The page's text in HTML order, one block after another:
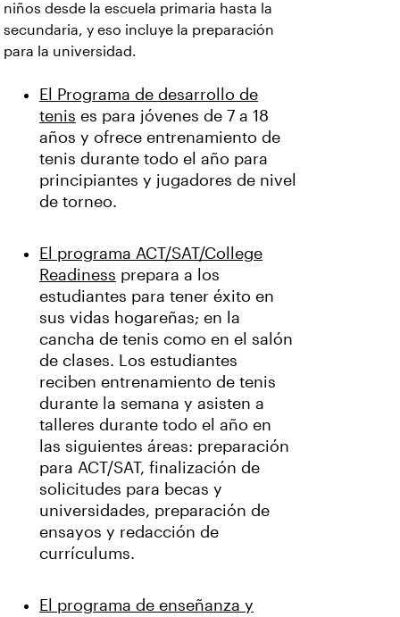
niños desde la escuela primaria hasta la
secundaria, y eso incluye la preparación
para la universidad.
El Programa de desarrollo de
tenis es para jóvenes de 7 a 18
años y ofrece entrenamiento de
tenis durante todo el año para
principiantes y jugadores de nivel
de torneo.
El programa ACT/SAT/College
Readiness prepara a los
estudiantes para tener éxito en
sus vidas hogareñas; en la
cancha de tenis como en el salón
de clases. Los estudiantes
reciben entrenamiento de tenis
durante la semana y asisten a
talleres durante todo el año en
las siguientes áreas: preparación
para ACT/SAT, finalización de
solicitudes para becas y
universidades, preparación de
ensayos y redacción de
currículums.
El programa de enseñanza y